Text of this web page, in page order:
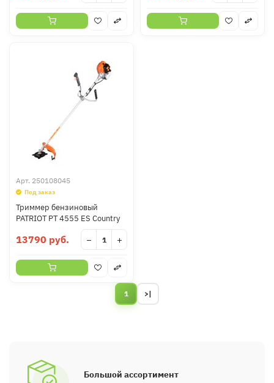
Арт. 250108045
Под заказ
Триммер бензиновый
PATRIOT PT 4555 ES Country
13790 руб. − +
1 >|
Большой ассортимент